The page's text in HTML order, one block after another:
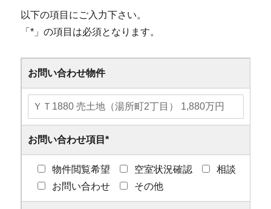
以下の項目にご入力下さい。
「* 」の項目は必須となります。
お問い合わせ物件
お問い合わせ項目*
物件閲覧希望 空室状況確認
相談
お問い合わせ
その他